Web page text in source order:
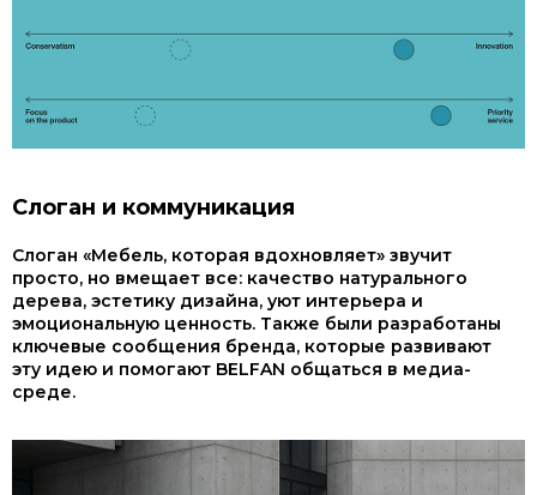
Слоган и коммуникация
Слоган «Мебель, которая вдохновляет» звучит
просто, но вмещает все: качество натурального
дерева, эстетику дизайна, уют интерьера и
эмоциональную ценность. Также были разработаны
ключевые сообщения бренда, которые развивают
эту идею и помогают BELFAN общаться в медиа-
среде.